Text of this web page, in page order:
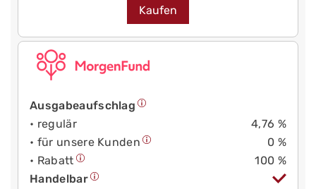
Kaufen
Ausgabeaufschlag
• regulär
4,76 %
• für unsere Kunden
0 %
• Rabatt
100 %
Handelbar